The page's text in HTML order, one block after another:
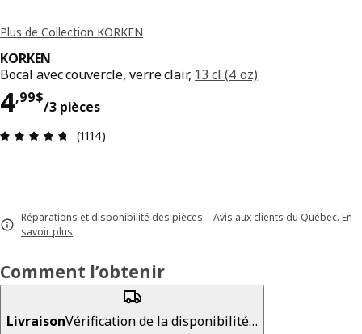
Plus de Collection KORKEN
KORKEN
Bocal avec couvercle, verre clair, 13 cl (4 oz)
4,99$
/3 pièces
Prix 4,99$/3 pièces
Avis: 4.7 sur 5 étoiles. Nombre total d'avis: 1114
(1114)
Réparations et disponibilité des pièces – Avis aux clients du Québec. En
savoir plus
Comment l’obtenir
LivraisonVérification de la disponibilité…